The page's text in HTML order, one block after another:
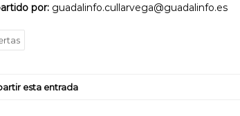
por: guadalinfo.cullarvega@guadalinfo.es
esta entrada